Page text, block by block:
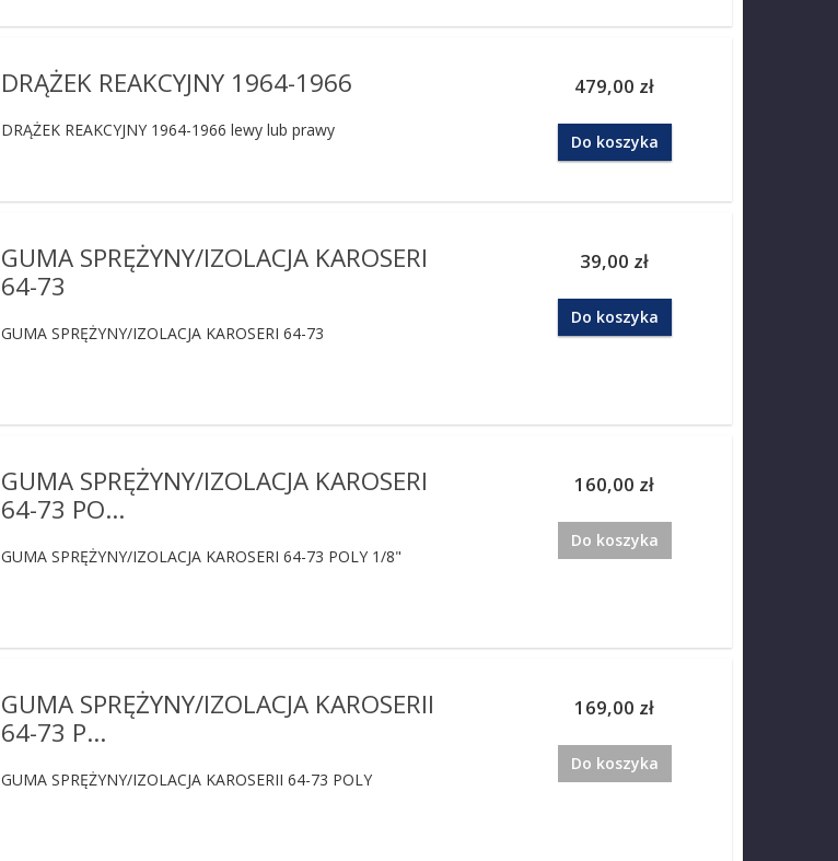
DRĄŻEK REAKCYJNY 1964-1966
DRĄŻEK REAKCYJNY 1964-1966 lewy lub prawy
479,00 zł
Do koszyka
GUMA SPRĘŻYNY/IZOLACJA KAROSERI
64-73
GUMA SPRĘŻYNY/IZOLACJA KAROSERI 64-73
39,00 zł
Do koszyka
GUMA SPRĘŻYNY/IZOLACJA KAROSERI
64-73 PO...
GUMA SPRĘŻYNY/IZOLACJA KAROSERI 64-73 POLY 1/8"
160,00 zł
Do koszyka
GUMA SPRĘŻYNY/IZOLACJA KAROSERII
64-73 P...
GUMA SPRĘŻYNY/IZOLACJA KAROSERII 64-73 POLY
169,00 zł
Do koszyka